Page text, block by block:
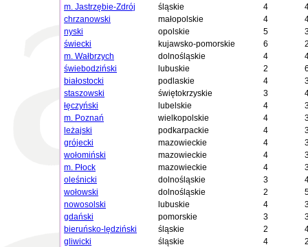
m. Jastrzębie-Zdrój
śląskie 4
chrzanowski
małopolskie 4
nyski
opolskie 5
świecki
kujawsko-pomorskie 6
m. Wałbrzych
dolnośląskie 4
świebodziński
lubuskie 2
białostocki
podlaskie 4
staszowski
świętokrzyskie 3
łęczyński
lubelskie 4
m. Poznań
wielkopolskie 4
leżajski
podkarpackie 4
grójecki
mazowieckie 4
wołomiński
mazowieckie 4
m. Płock
mazowieckie 4
oleśnicki
dolnośląskie 3
wołowski
dolnośląskie 2
nowosolski
lubuskie 4
gdański
pomorskie 3
bieruńsko-lędziński
śląskie 2
gliwicki
śląskie 4